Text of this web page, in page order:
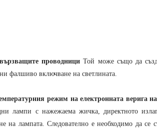
проводници Той може също да
фалшиво включване на светлината.
режим на електронната верига на
лампи с нажежаема жичка, директното
на лампата. Следователно е необходимо да се